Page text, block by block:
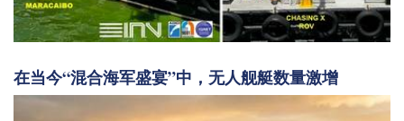
在当今“混合海军盛宴”中，无人舰艇数量激增